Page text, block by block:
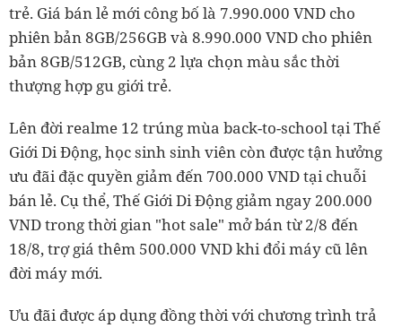
trẻ. Giá bán lẻ mới công bố là 7.990.000 VND cho
phiên bản 8GB/256GB và 8.990.000 VND cho phiên
bản 8GB/512GB, cùng 2 lựa chọn màu sắc thời
thượng hợp gu giới trẻ.
Lên đời realme 12 trúng mùa back-to-school tại Thế
Giới Di Động, học sinh sinh viên còn được tận hưởng
ưu đãi đặc quyền giảm đến 700.000 VND tại chuỗi
bán lẻ. Cụ thể, Thế Giới Di Động giảm ngay 200.000
VND trong thời gian "hot sale" mở bán từ 2/8 đến
18/8, trợ giá thêm 500.000 VND khi đổi máy cũ lên
đời máy mới.
Ưu đãi được áp dụng đồng thời với chương trình trả